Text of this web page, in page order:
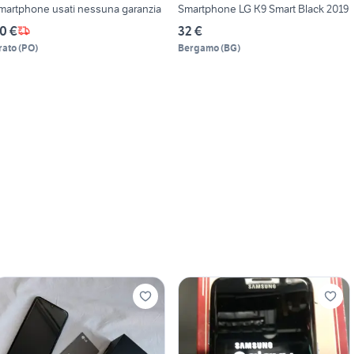
usati nessuna garanzia
€
(PO)
Smartphone LG K9 Smart Black 2019
32 €
Bergamo(BG)